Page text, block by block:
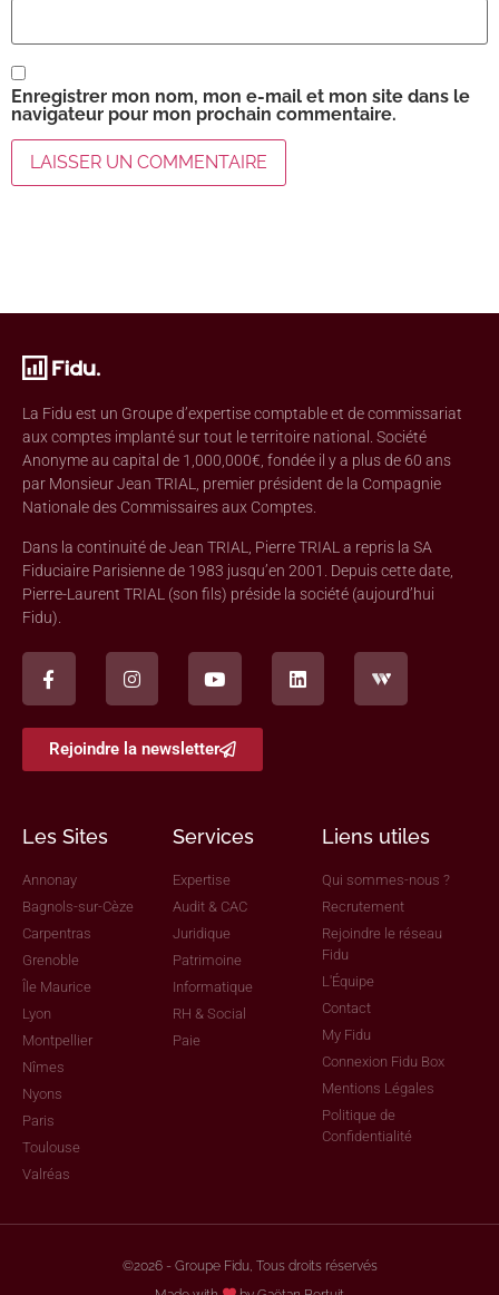
Enregistrer mon nom, mon e-mail et mon site dans le
navigateur pour mon prochain commentaire.
La Fidu est un Groupe d’expertise comptable et de commissariat
aux comptes implanté sur tout le territoire national. Société
Anonyme au capital de 1,000,000€, fondée il y a plus de 60 ans
par Monsieur Jean TRIAL, premier président de la Compagnie
Nationale des Commissaires aux Comptes.
Dans la continuité de Jean TRIAL, Pierre TRIAL a repris la SA
Fiduciaire Parisienne de 1983 jusqu’en 2001. Depuis cette date,
Pierre-Laurent TRIAL (son fils) préside la société (aujourd’hui
Fidu).
Rejoindre la newsletter
Les Sites
Annonay
Bagnols-sur-Cèze
Carpentras
Grenoble
Île Maurice
Lyon
Montpellier
Nîmes
Nyons
Paris
Toulouse
Valréas
Services
Expertise
Audit & CAC
Juridique
Patrimoine
Informatique
RH & Social
Paie
Liens utiles
Qui sommes-nous ?
Recrutement
Rejoindre le réseau
Fidu
L'Équipe
Contact
My Fidu
Connexion Fidu Box
Mentions Légales
Politique de
Confidentialité
©2026 - Groupe Fidu, Tous droits réservés